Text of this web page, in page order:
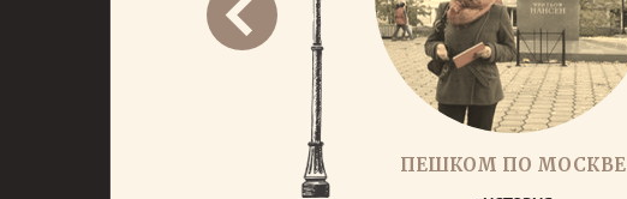
ПЕШКОМ ПО МОСКВЕ